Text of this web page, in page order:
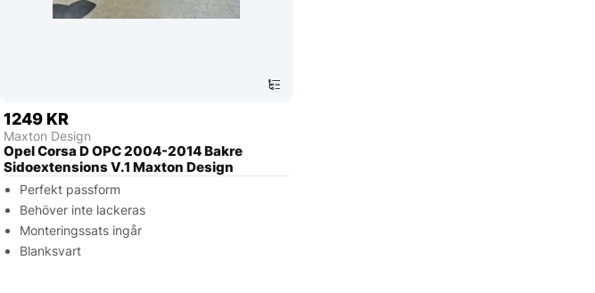
1249 KR
Maxton Design
Opel Corsa D OPC 2004-2014 Bakre
Sidoextensions V.1 Maxton Design
Perfekt passform
Behöver inte lackeras
Monteringssats ingår
Blanksvart